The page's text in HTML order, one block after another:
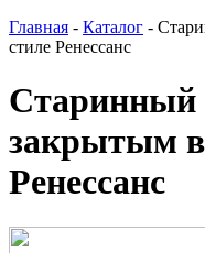
Главная - Каталог -
стиле Ренессанс
Старинный
закрытым
Ренессанс